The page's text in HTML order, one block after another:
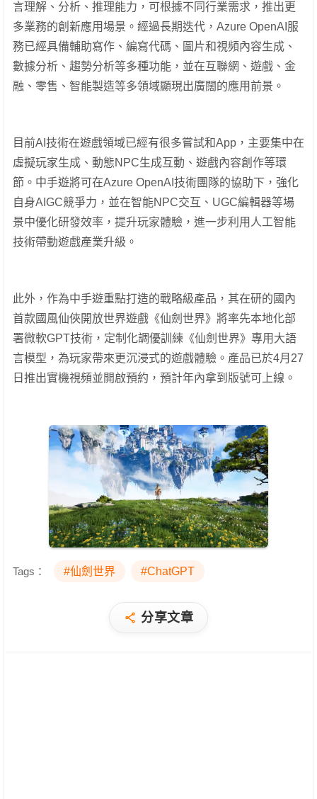
言理解、分析、推理能力，可根據不同行業需求，推出更
多業務的創新應用場景。經過長期迭代，Azure OpenAI服
務已經具備輔助寫作、編寫代碼、圖片和視頻內容生成、
數據分析、趨勢分析等多種功能，並在互聯網、遊戲、金
融、零售、智能製造等多領域顯現出廣闊的應用前景。
目前AI技術在遊戲領域已經有很多嘗試和App，主要集中在
虛擬玩家生成、動態NPC生成互動、遊戲內容創作等環
節。中手遊將可在Azure OpenAI技術團隊的協助下，強化
自身AIGC競爭力，並在智能NPC交互、UGC編輯器等場
景中優化研發效率，提升玩家體驗，進一步利用人工智能
技術帶動遊戲產業升級。
此外，作為中手遊重點打造的戰略級產品，其在研的國內
首款國風仙俠開放世界遊戲《仙劍世界》將率先本地化部
署微軟GPT技術，定制化調優訓練《仙劍世界》專用大語
言模型，為玩家帶來更沉浸式的遊戲體驗。產品已於4月27
日推出實機視頻並開啟預約，預計年內拿到版號可上線。
Tags： #仙劍世界 #ChatGPT
分享文章